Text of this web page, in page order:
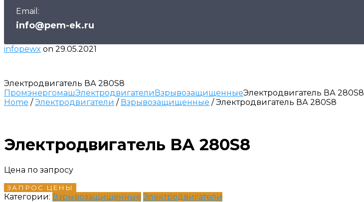
Email:
info@pem-ek.ru
infopewx on 29.05.2021
Электродвигатель ВА 280S8
ПромэнергомашЭлектродвигателиВзрывозащищенныеЭлектродвигатель ВА 280S8
Home /Электродвигатели / Взрывозащищенные / Электродвигатель ВА 280S8
Электродвигатель ВА 280S8
Цена по запросу
ЗАПРОС ЦЕНЫ
Категории: Взрывозащищенные Электродвигатели